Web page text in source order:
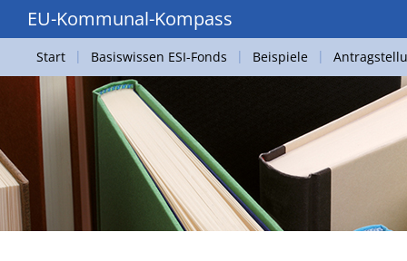
EU-Kommunal-Kompass
Start Basiswissen ESI-Fonds Beispiele